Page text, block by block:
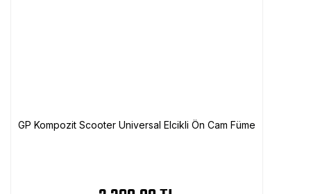
GP Kompozit Scooter Universal Elcikli Ön Cam Füme